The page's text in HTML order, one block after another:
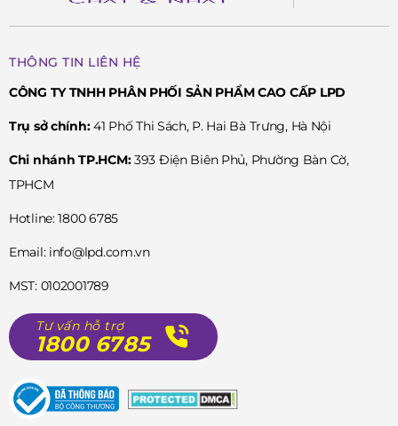
THÔNG TIN LIÊN HỆ
CÔNG TY TNHH PHÂN PHỐI SẢN PHẨM CAO CẤP LPD
Trụ sở chính:41 Phố Thi Sách, P. Hai Bà Trưng, Hà Nội
Chi nhánh TP.HCM:393 Điện Biên Phủ, Phường Bàn Cờ,
TPHCM
Hotline: 1800 6785
Email: info@lpd.com.vn
MST: 0102001789
Tư vấn hỗ trợ
1800 6785